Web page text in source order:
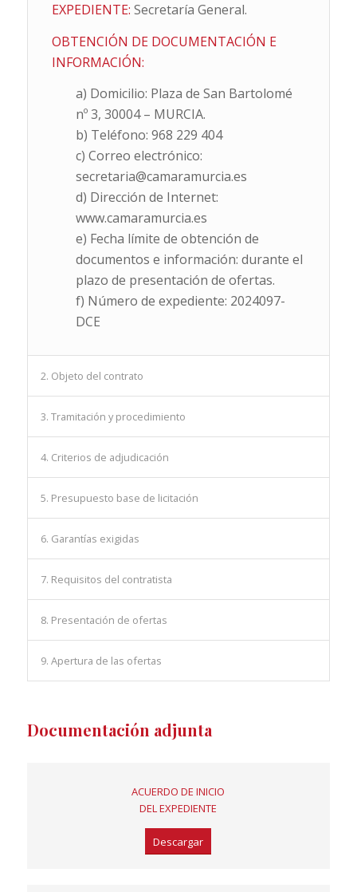
EXPEDIENTE: Secretaría General.
OBTENCIÓN DE DOCUMENTACIÓN E
INFORMACIÓN:
a) Domicilio: Plaza de San Bartolomé
nº 3, 30004 – MURCIA.
b) Teléfono: 968 229 404
c) Correo electrónico:
secretaria@camaramurcia.es
d) Dirección de Internet:
www.camaramurcia.es
e) Fecha límite de obtención de
documentos e información: durante el
plazo de presentación de ofertas.
f) Número de expediente: 2024097-
DCE
2. Objeto del contrato
3. Tramitación y procedimiento
4. Criterios de adjudicación
5. Presupuesto base de licitación
6. Garantías exigidas
7. Requisitos del contratista
8. Presentación de ofertas
9. Apertura de las ofertas
Documentación adjunta
ACUERDO DE INICIO
DEL EXPEDIENTE
Descargar